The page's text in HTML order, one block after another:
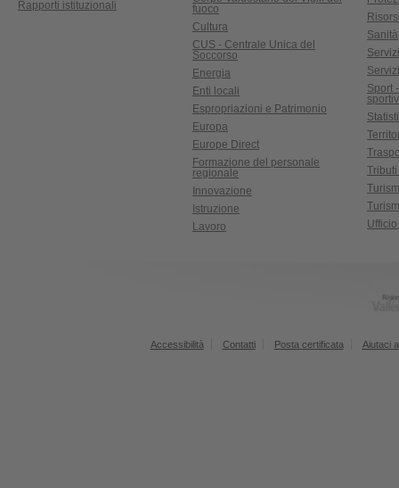
Rapporti istituzionali
fuoco
Cultura
CUS - Centrale Unica del
Soccorso
Energia
Enti locali
Espropriazioni e Patrimonio
Europa
Europe Direct
Formazione del personale
regionale
Innovazione
Istruzione
Lavoro
Sanità
Sport
Accessibilità Contatti Posta certificata Aiutaci